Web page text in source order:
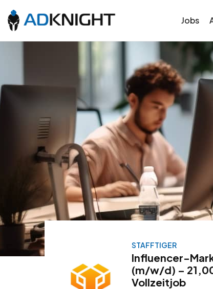
Jobs
STAFFTIGER
Influencer-
(m/w/d) –
Vollzeitjob